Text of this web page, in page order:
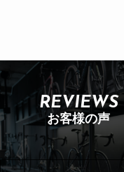
REVIEWS
お客様の声